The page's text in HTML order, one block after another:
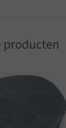
producten